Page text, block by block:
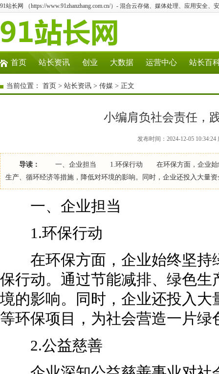
91站长网 （https://www.91zhanzhang.com.cn/）- 混合云存储、媒体处理、应用安全、
首页 站长资讯 创业 大数据 运营中心 站长百
当前位置： 首页 > 站长资讯 > 传媒 > 正文
小编肩负社会责任，
发布时间：2024-12-05
导读：
一、企业担当 1.环保行动 在环保方面，企业始终坚
生产、循环经济等措施，降低对环境的影响。同时，企业还投入大量资
一、企业担当
1.环保行动
在环保方面，企业始终坚持
保行动。通过节能减排、绿色
境的影响。同时，企业还投入
等环保项目，为社会营造一片绿
2.公益慈善